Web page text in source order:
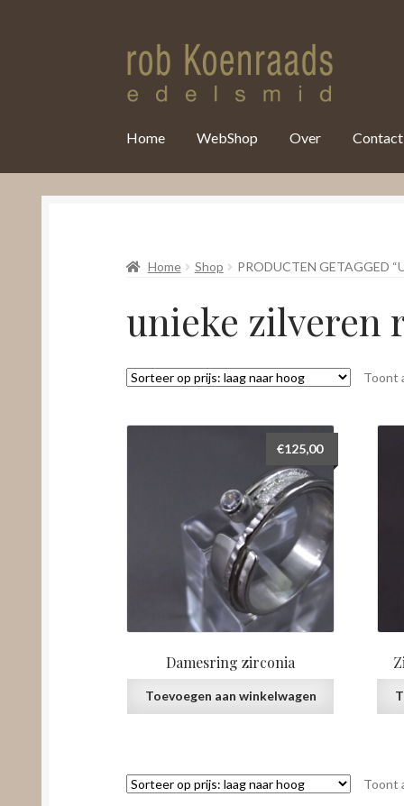
Home WebShop Over Contact
Home Shop PRODUCTEN GETAGGED
unieke zilveren
Toont
Damesring zirconia
€125,00
Toevoegen aan winkelwagen
Toont